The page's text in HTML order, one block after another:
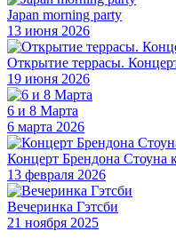
Japan morning party
13 июня 2026
Открытие террасы.
19 июня 2026
6 и 8 Марта
6 марта 2026
Концерт Брендона Стоуна
13 февраля 2026
Вечеринка Гэтсби
21 ноября 2025